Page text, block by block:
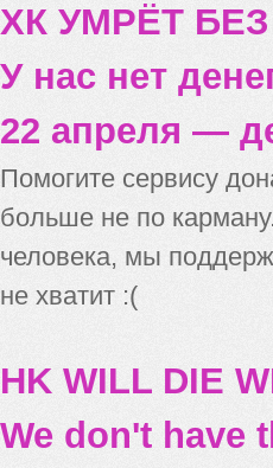
ХК УМРЁТ
У нас нет
22 апреля —
Помогите сервису
больше не по
человека, мы
не хватит :(
HK WILL DIE
We don't have